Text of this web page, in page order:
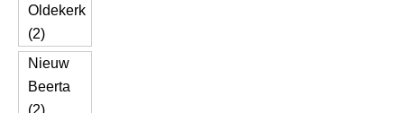
Oldekerk
(2)
Nieuw
Beerta
(2)